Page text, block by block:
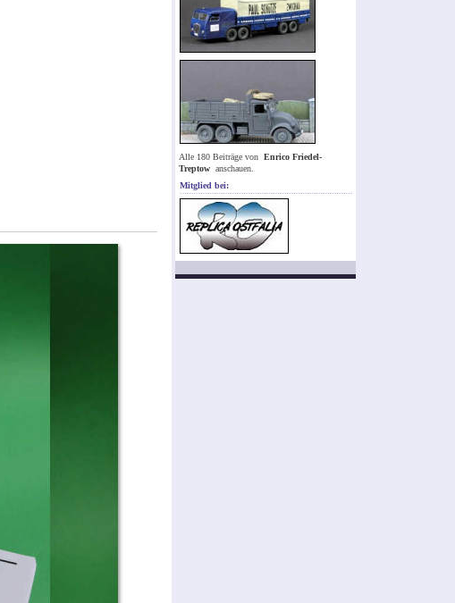
Alle 180 Beiträge von Enrico Friedel-
Treptow anschauen.
Mitglied bei: